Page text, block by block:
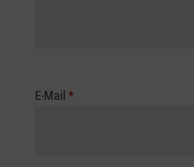
E-Mail *